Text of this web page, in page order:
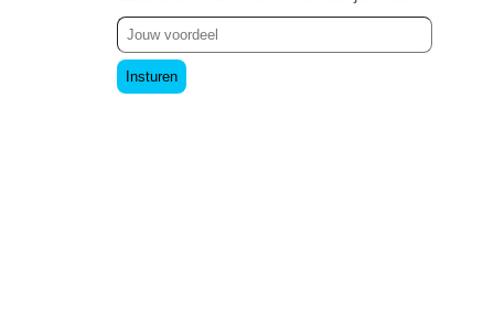
Insturen